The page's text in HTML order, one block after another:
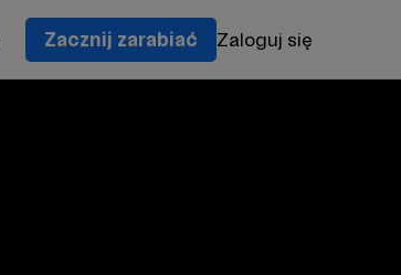
Zacznij zarabiać Zaloguj się